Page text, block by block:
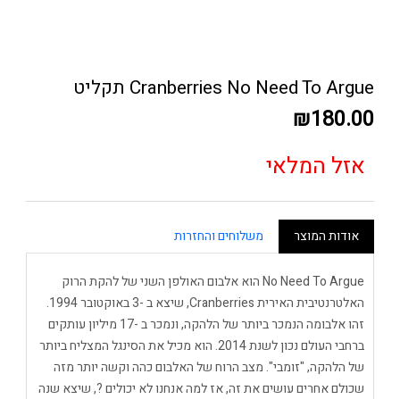
Cranberries No Need To Argue תקליט
₪180.00
אזל המלאי
אודות המוצר משלוחים והחזרות
No Need To Argue הוא אלבום האולפן השני של להקת הרוק
האלטרנטיבית האירית Cranberries, שיצא ב -3 באוקטובר 1994.
זהו אלבומה הנמכר ביותר של הלהקה, ונמכר ב -17 מיליון עותקים
ברחבי העולם נכון לשנת 2014. הוא מכיל את הסינגל המצליח ביותר
של הלהקה, "זומבי". מצב הרוח של האלבום כהה וקשה יותר מזה
שכולם אחרים עושים את זה, אז למה אנחנו לא יכולים ?, שיצא שנה